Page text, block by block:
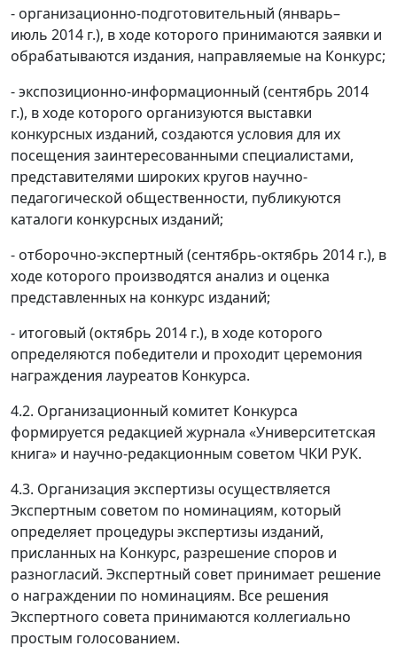
- организационно-подготовительный (январь–
июль 2014 г.), в ходе которого принимаются заявки и
обрабатываются издания, направляемые на Конкурс;
- экспозиционно-информационный (сентябрь 2014
г.), в ходе которого организуются выставки
конкурсных изданий, создаются условия для их
посещения заинтересованными специалистами,
представителями широких кругов научно-
педагогической общественности, публикуются
каталоги конкурсных изданий;
- отборочно-экспертный (сентябрь-октябрь 2014 г.), в
ходе которого производятся анализ и оценка
представленных на конкурс изданий;
- итоговый (октябрь 2014 г.), в ходе которого
определяются победители и проходит церемония
награждения лауреатов Конкурса.
4.2. Организационный комитет Конкурса
формируется редакцией журнала «Университетская
книга» и научно-редакционным советом ЧКИ РУК.
4.3. Организация экспертизы осуществляется
Экспертным советом по номинациям, который
определяет процедуры экспертизы изданий,
присланных на Конкурс, разрешение споров и
разногласий. Экспертный совет принимает решение
о награждении по номинациям. Все решения
Экспертного совета принимаются коллегиально
простым голосованием.